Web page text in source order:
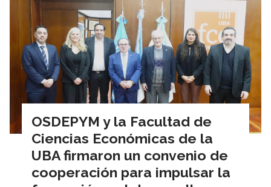
OSDEPYM y la Facultad de
Ciencias Económicas de la
UBA firmaron un convenio de
cooperación para impulsar la